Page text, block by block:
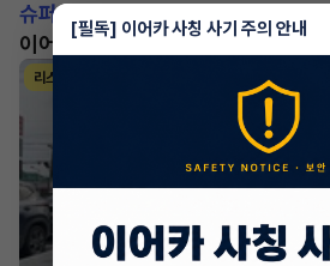
슈퍼카!
이어카에서 좋은 조건으로 만나보세요
리스
[필독] 이어카 사칭 사기 주의 안내